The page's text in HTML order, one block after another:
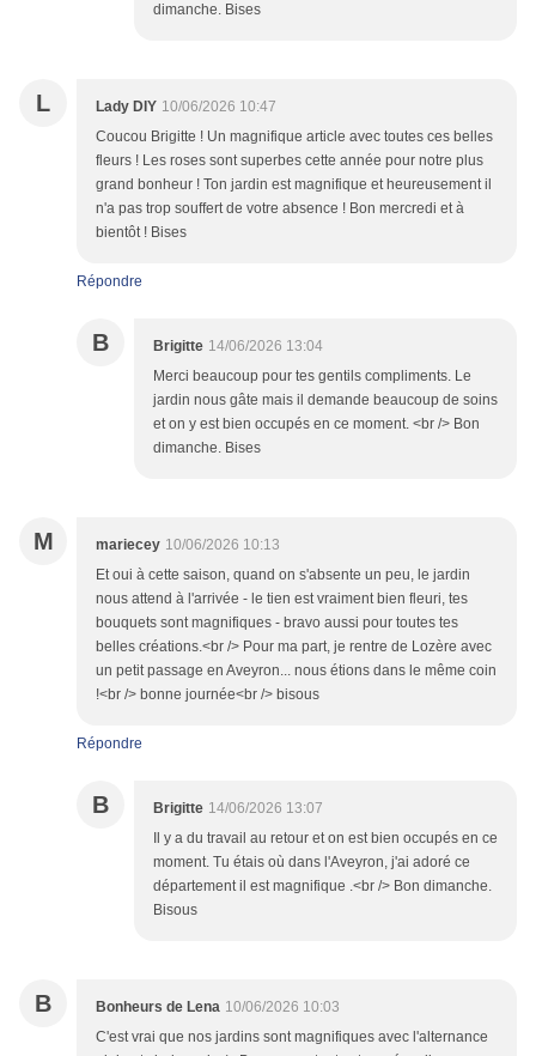
dimanche. Bises
L Lady DIY 10/06/2026 10:47
Coucou Brigitte ! Un magnifique article avec toutes ces belles
fleurs ! Les roses sont superbes cette année pour notre plus
grand bonheur ! Ton jardin est magnifique et heureusement il
n'a pas trop souffert de votre absence ! Bon mercredi et à
bientôt ! Bises
Répondre
B Brigitte 14/06/2026 13:04
Merci beaucoup pour tes gentils compliments. Le
jardin nous gâte mais il demande beaucoup de soins
et on y est bien occupés en ce moment. <br /> Bon
dimanche. Bises
M mariecey 10/06/2026 10:13
Et oui à cette saison, quand on s'absente un peu, le jardin
nous attend à l'arrivée - le tien est vraiment bien fleuri, tes
bouquets sont magnifiques - bravo aussi pour toutes tes
belles créations.<br /> Pour ma part, je rentre de Lozère avec
un petit passage en Aveyron... nous étions dans le même coin
!<br /> bonne journée<br /> bisous
Répondre
B Brigitte 14/06/2026 13:07
Il y a du travail au retour et on est bien occupés en ce
moment. Tu étais où dans l'Aveyron, j'ai adoré ce
département il est magnifique .<br /> Bon dimanche.
Bisous
B Bonheurs de Lena 10/06/2026 10:03
C'est vrai que nos jardins sont magnifiques avec l'alternance